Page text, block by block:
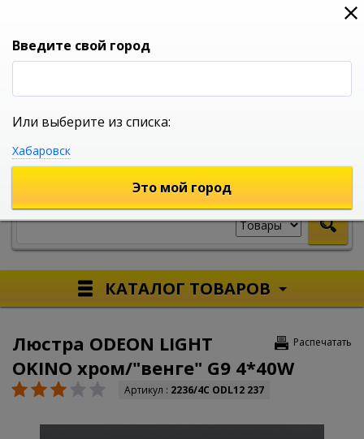
0
УНИВЕРСАЛЬНЫЙ ИНТЕРНЕТ МАГАЗИН
КАТАЛОГ ТОВАРОВ
Распечатать
Люстра ODEON LIGHT
OKINO хром/"венге" G9 4*40W
Артикул : 2236/4С ODL12 237
Введите свой город
Или выберите из списка:
Хабаровск
Это мой город